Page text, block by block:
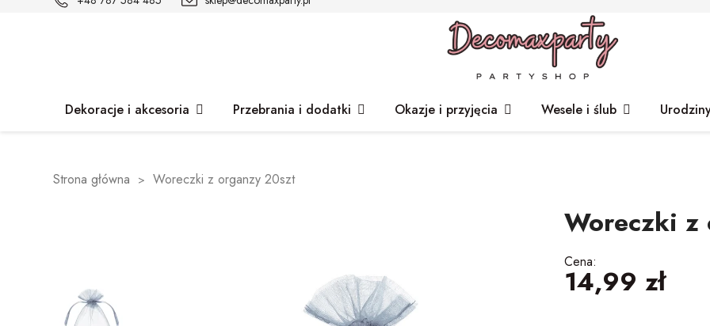
Dekoracje i akcesoria Przebrania i dodatki Okazje i przyjęcia Wesele i ślub
Strona główna Woreczki z organzy 20szt
Woreczki z
Cena:
14,99 zł